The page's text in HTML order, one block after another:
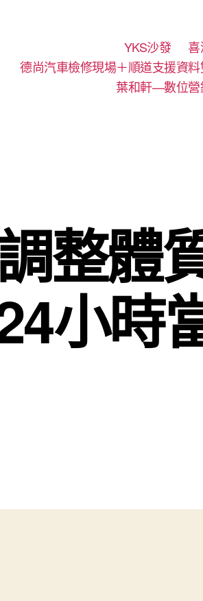
YKS沙發
德尚汽車檢修現場＋順道支援資
葉和軒—數位營
整體
小時